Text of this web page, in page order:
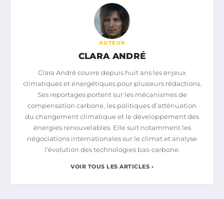
AUTEUR
CLARA ANDRÉ
Clara André couvre depuis huit ans les enjeux
climatiques et énergétiques pour plusieurs rédactions.
Ses reportages portent sur les mécanismes de
compensation carbone, les politiques d’atténuation
du changement climatique et le développement des
énergies renouvelables. Elle suit notamment les
négociations internationales sur le climat et analyse
l’évolution des technologies bas-carbone.
VOIR TOUS LES ARTICLES ›